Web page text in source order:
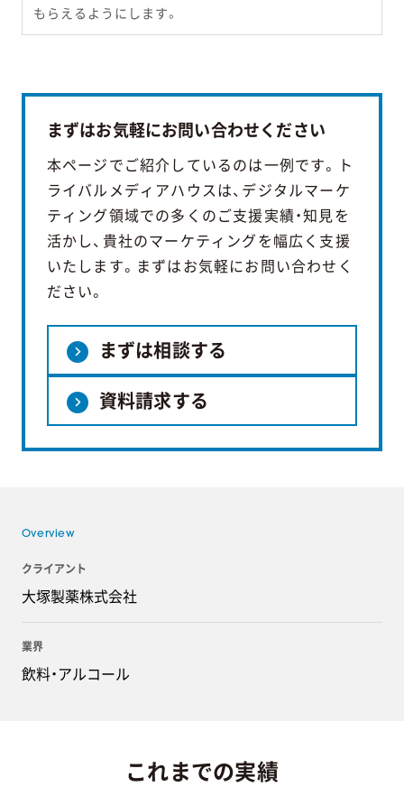
もらえるようにします。
まずはお気軽にお問い合わせください
本ページでご紹介しているのは一例です。ト
ライバルメディアハウスは、デジタルマーケ
ティング領域での多くのご支援実績・知見を
活かし、貴社のマーケティングを幅広く支援
いたします。まずはお気軽にお問い合わせく
ださい。
まずは相談する
資料請求する
Overview
クライアント
大塚製薬株式会社
業界
飲料・アルコール
これまでの実績